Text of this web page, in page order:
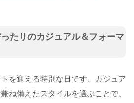
たりのカジュアル＆フォーマ
を迎える特別な日です。カジュア
ね備えたスタイルを選ぶことで、